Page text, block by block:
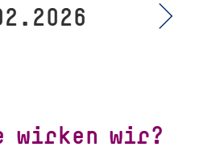
wirken wir?